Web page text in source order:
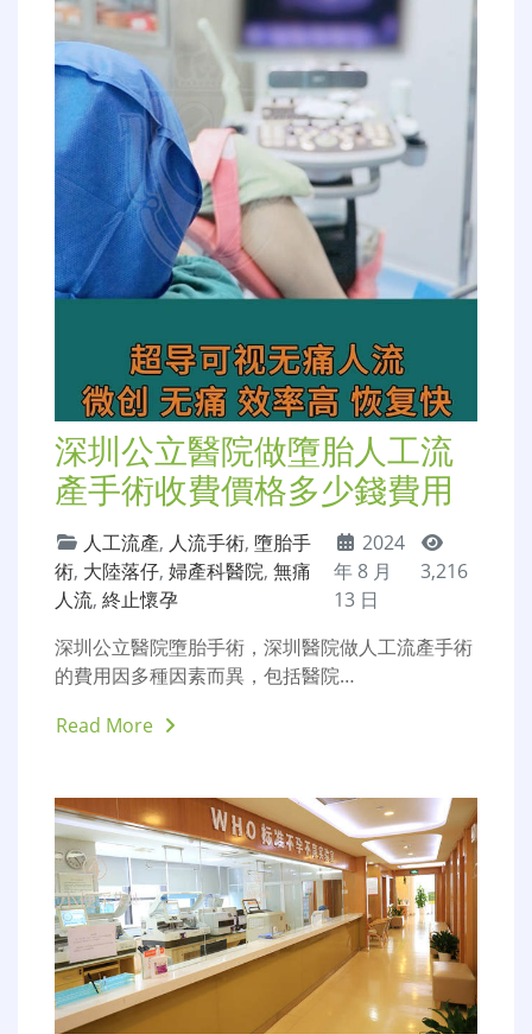
深圳陰超多少錢，婦科B超是一個廣泛的概念，它
包括了經腹部B超、陰超、彩超（彩…
Read More
深圳公立醫院做墮胎人工流
產手術收費價格多少錢費用
人工流產,人流手術,墮胎手
術 ,大陸落仔,婦產科醫院,無痛
人流,終止懷孕
2024
年 8 月
13 日
3,216
深圳公立醫院墮胎手術，深圳醫院做人工流產手術